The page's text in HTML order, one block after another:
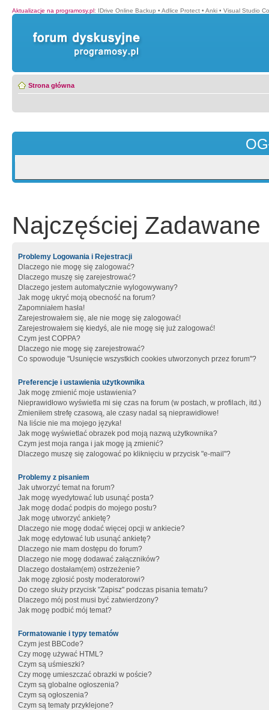
Aktualizacje na programosy.pl: IDrive Online Backup • Adlice Protect • Anki • Visual Studio
Strona główna
Najczęściej Zadawane
Problemy Logowania i Rejestracji
Dlaczego nie mogę się zalogować?
Dlaczego muszę się zarejestrować?
Dlaczego jestem automatycznie wylogowywany?
Jak mogę ukryć moją obecność na forum?
Zapomniałem hasła!
Zarejestrowałem się, ale nie mogę się zalogować!
Zarejestrowałem się kiedyś, ale nie mogę się już zalogować!
Czym jest COPPA?
Dlaczego nie mogę się zarejestrować?
Co spowoduje "Usunięcie wszystkich cookies utworzonych przez forum"?
Preferencje i ustawienia użytkownika
Jak mogę zmienić moje ustawienia?
Nieprawidłowo wyświetla mi się czas na forum (w postach, w profilach, itd.)
Zmieniłem strefę czasową, ale czasy nadal są nieprawidłowe!
Na liście nie ma mojego języka!
Jak mogę wyświetlać obrazek pod moją nazwą użytkownika?
Czym jest moja ranga i jak mogę ją zmienić?
Dlaczego muszę się zalogować po kliknięciu w przycisk "e-mail"?
Problemy z pisaniem
Jak utworzyć temat na forum?
Jak mogę wyedytować lub usunąć posta?
Jak mogę dodać podpis do mojego postu?
Jak mogę utworzyć ankietę?
Dlaczego nie mogę dodać więcej opcji w ankiecie?
Jak mogę edytować lub usunąć ankietę?
Dlaczego nie mam dostępu do forum?
Dlaczego nie mogę dodawać załączników?
Dlaczego dostałam(em) ostrzeżenie?
Jak mogę zgłosić posty moderatorowi?
Do czego służy przycisk "Zapisz" podczas pisania tematu?
Dlaczego mój post musi być zatwierdzony?
Jak mogę podbić mój temat?
Formatowanie i typy tematów
Czym jest BBCode?
Czy mogę używać HTML?
Czym są uśmieszki?
Czy mogę umieszczać obrazki w poście?
Czym są globalne ogłoszenia?
Czym są ogłoszenia?
Czym są tematy przyklejone?